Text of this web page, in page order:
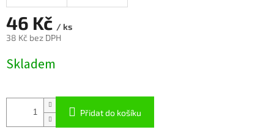
46 Kč / ks
38 Kč bez DPH
cena:
Skladem
Přidat do košíku